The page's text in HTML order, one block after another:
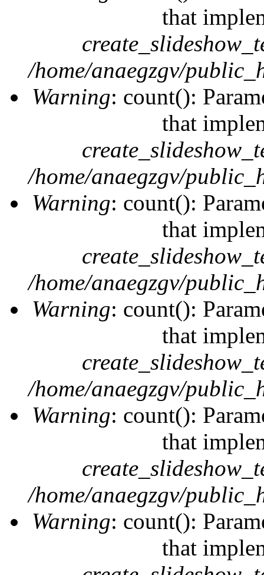
that
/home/anaegzgv/
Warning: count():
that
/home/anaegzgv/
Warning: count():
that
/home/anaegzgv/
Warning: count():
that
/home/anaegzgv/
Warning: count():
that
/home/anaegzgv/
Warning: count():
that